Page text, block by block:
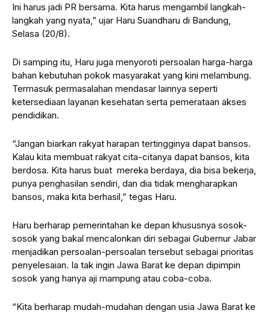
Ini harus jadi PR bersama. Kita harus mengambil langkah-
langkah yang nyata,” ujar Haru Suandharu di Bandung,
Selasa (20/8).
Di samping itu, Haru juga menyoroti persoalan harga-harga
bahan kebutuhan pokok masyarakat yang kini melambung.
Termasuk permasalahan mendasar lainnya seperti
ketersediaan layanan kesehatan serta pemerataan akses
pendidikan.
“Jangan biarkan rakyat harapan tertingginya dapat bansos.
Kalau kita membuat rakyat cita-citanya dapat bansos, kita
berdosa. Kita harus buat mereka berdaya, dia bisa bekerja,
punya penghasilan sendiri, dan dia tidak mengharapkan
bansos, maka kita berhasil,” tegas Haru.
Haru berharap pemerintahan ke depan khususnya sosok-
sosok yang bakal mencalonkan diri sebagai Gubernur Jabar
menjadikan persoalan-persoalan tersebut sebagai prioritas
penyelesaian. Ia tak ingin Jawa Barat ke depan dipimpin
sosok yang hanya aji mampung atau coba-coba.
“Kita berharap mudah-mudahan dengan usia Jawa Barat ke